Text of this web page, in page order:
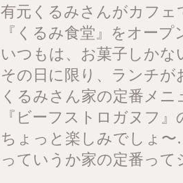
有元くるみさんがカフェ
『くるみ食堂』をオー
いつもは、お菓子しかな
その日に限り、ランチ
くるみさん家の定番メニ
『ビーフストロガヌフ』
ちょっと楽しみでしょ
っていうか家の定番っ